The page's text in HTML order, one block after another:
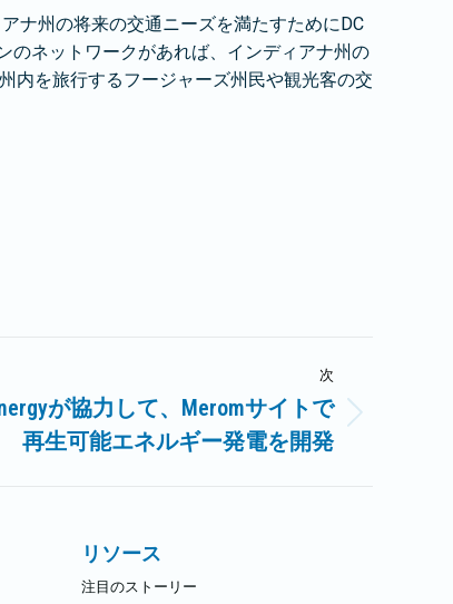
ナ州の将来の交通ニーズを満たすためにDC
のネットワークがあれば、インディアナ州の
内を旅行するフージャーズ州民や観光客の交
次
が協力して、Meromサイトで
再生可能エネルギー発電を開発
リソース
注目のストーリー